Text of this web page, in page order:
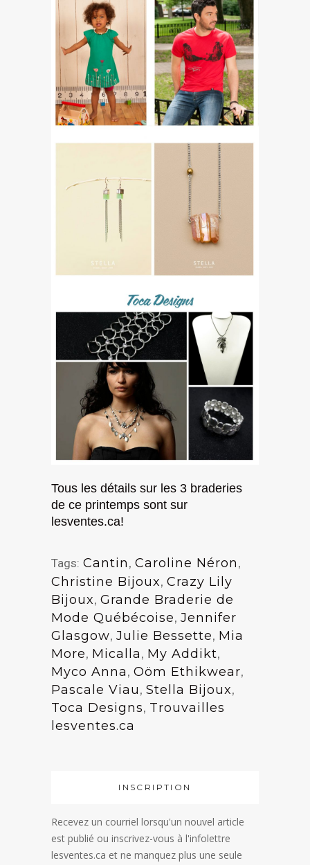
Tous les détails sur les 3 braderies
de ce printemps sont sur
lesventes.ca!
Tags: Cantin, Caroline Néron,
Christine Bijoux, Crazy Lily
Bijoux, Grande Braderie de
Mode Québécoise, Jennifer
Glasgow, Julie Bessette, Mia
More, Micalla, My Addikt,
Myco Anna, Oöm Ethikwear,
Pascale Viau, Stella Bijoux,
Toca Designs, Trouvailles
lesventes.ca
INSCRIPTION
Recevez un courriel lorsqu'un nouvel article
est publié ou inscrivez-vous à l'infolettre
lesventes.ca et ne manquez plus une seule